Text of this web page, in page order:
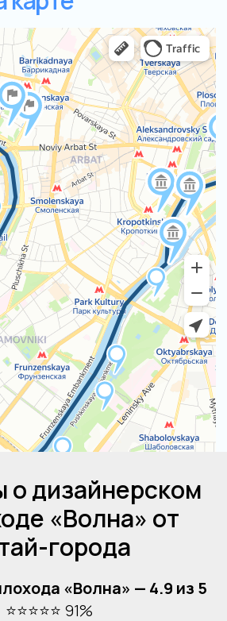
о дизайнерском
«Волна» от
города
«Волна» — 4.9 из 5
⭐⭐⭐⭐⭐ 91%
моих
на условиях
что
обработки
.